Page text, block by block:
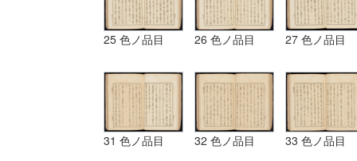
25 色ノ品目 26 色ノ品目 27 色ノ品目
31 色ノ品目 32 色ノ品目 33 色ノ品目